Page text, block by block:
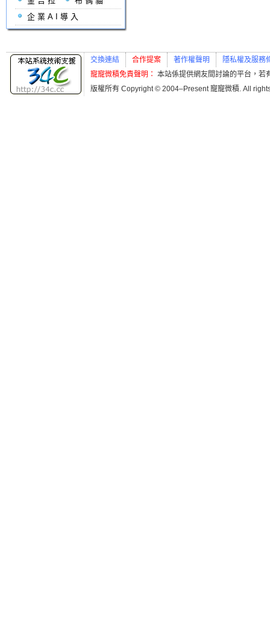
企業AI導入
交換連結 合作提案 著作權聲明
隱私權及服務
寵寵微積免責聲明： 本站係提供網友間討論的平台，若
版權所有 Copyright © 2004–Present 寵寵微積. All